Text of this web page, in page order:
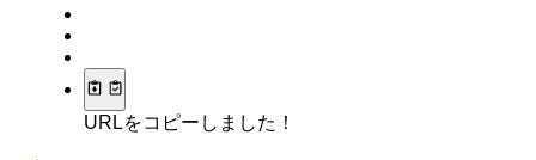
URLをコピーしました！